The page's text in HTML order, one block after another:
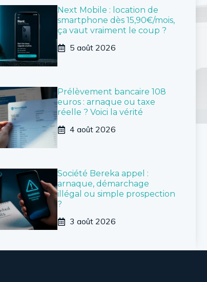
Next Mobile : location de
smartphone dès 15,90€/mois,
ça vaut vraiment le coup ?
5 août 2026
Prélèvement bancaire 108
euros : arnaque ou taxe
réelle ? Voici la vérité
4 août 2026
Société Bereka appel :
arnaque, démarchage
illégal ou simple prospection
?
3 août 2026